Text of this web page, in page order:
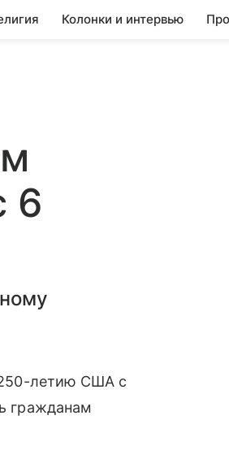
Колонки и интервью
6
летию США с
гражданам